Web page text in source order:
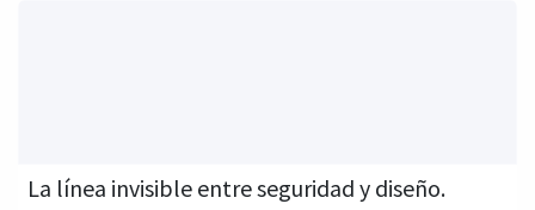
La línea invisible entre seguridad y diseño.